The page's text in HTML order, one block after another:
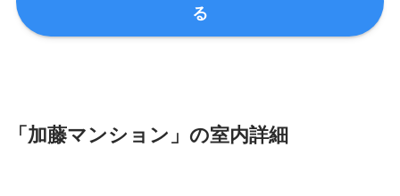
る
「加藤マンション」の室内詳細